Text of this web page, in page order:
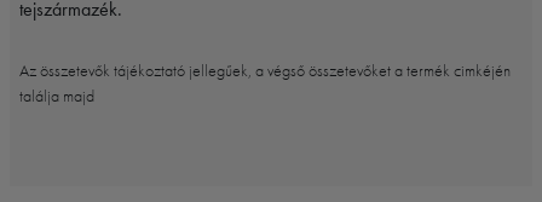
tejszármazék.
Az összetevők tájékoztató jellegűek, a végső összetevőket a termék cimkéjén
találja majd